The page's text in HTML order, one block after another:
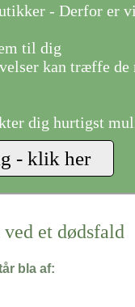
- Derfor er
til dig
kan træffe de
dig hurtigst
et dødsfald
bla af: